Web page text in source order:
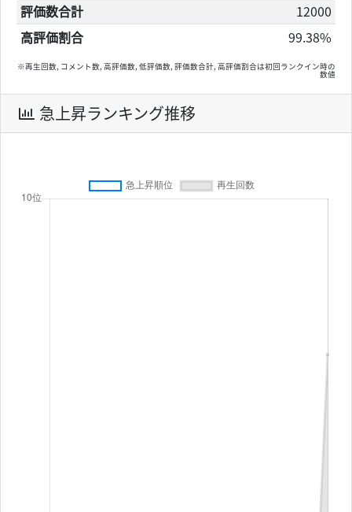
評価数合計
12000
高評価割合
99.38%
※再生回数, コメント数, 高評価数, 低評価数, 評価数合計, 高評価割合は初回ランクイン時の
数値
急上昇ランキング推移